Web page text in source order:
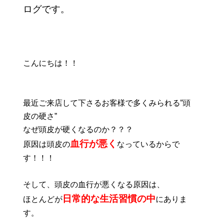
ログです。
こんにちは！！
最近ご来店して下さるお客様で多くみられる”頭
皮の硬さ”
なぜ頭皮が硬くなるのか？？？
原因は頭皮の血行が悪く なっているからで
す！！！
そして、頭皮の血行が悪くなる原因は、
ほとんどが 日常的な生活習慣の中にありま
す。